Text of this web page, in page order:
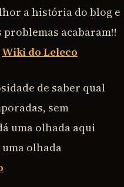
a história do blog e
acabaram!!
Wiki do Leleco
de saber qual
sem
uma olhada aqui
uma olhada